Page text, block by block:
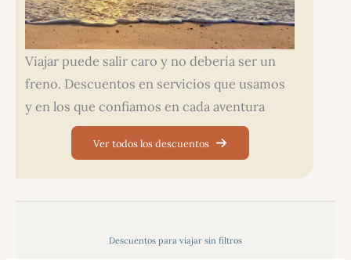
Viajar puede salir caro y no debería ser un
freno. Descuentos en servicios que usamos
y en los que confiamos en cada aventura
Ver todos los descuentos
Descuentos para viajar sin filtros